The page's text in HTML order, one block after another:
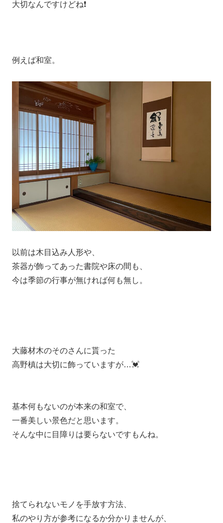
大切なんですけどね❗️
例えば和室。
以前は木目込み人形や、
茶器が飾ってあった書院や床の間も、
今は季節の行事が無ければ何も無し。
大藤材木のそのさんに貰った
高野槙は大切に飾っていますが…💓
基本何もないのが本来の和室で、
一番美しい景色だと思います。
そんな中に目障りは要らないですもんね。
捨てられないモノを手放す方法、
私のやり方が参考になるか分かりませんが、